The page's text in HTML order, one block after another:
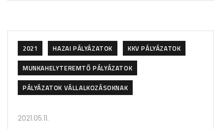
2021 HAZAI PÁLYÁZATOK
KKV PÁLYÁZATOK
MUNKAHELYTEREMTŐ PÁLYÁZATOK
PÁLYÁZATOK VÁLLALKOZÁSOKNAK
2021.05.11.